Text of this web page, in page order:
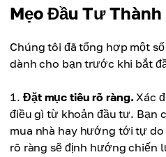
Mẹo Đầu Tư Thành
Chúng tôi đã tổng hợp một
dành cho bạn trước khi bắt
Đặt mục tiêu rõ ràng. Xác
điều gì từ khoản đầu tư. Bạn
mua nhà hay hướng tới tự
rõ ràng sẽ định hướng chiến